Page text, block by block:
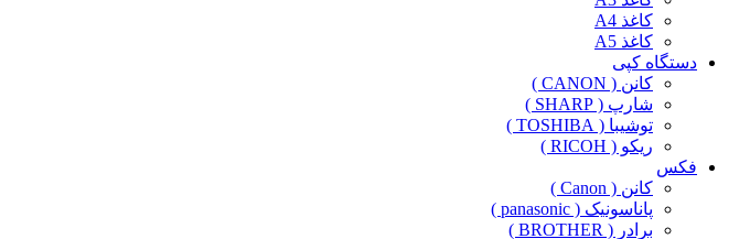
کاغذ A4
کاغذ A5
دستگاه کپی
کانن ( CANON )
شارپ ( SHARP )
توشیبا ( TOSHIBA )
ریکو ( RICOH )
فکس
کانن ( Canon )
پاناسونیک ( panasonic )
برادر ( BROTHER )